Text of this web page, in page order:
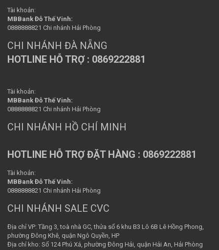
Tài khoản:
MBBank Đỗ Thế Vinh:
0888888821 Chi nhánh Hải Phòng
CHI NHÁNH ĐÀ NẴNG
HOTLINE HỖ TRỢ : 0869222881
Tài khoản:
MBBank Đỗ Thế Vinh:
0888888821 Chi nhánh Hải Phòng
CHI NHÁNH HỒ CHÍ MINH
HOTLINE HỖ TRỢ ĐẶT HÀNG : 0869222881
Tài khoản:
MBBank Đỗ Thế Vinh:
0888888821 Chi nhánh Hải Phòng
CHI NHÁNH SALE CVC
Địa chỉ VP: Tầng 3, toà nhà GC, thửa số 6 khu B3 Lô 6B Lê Hồng Phong,
phường Đông Khê, quận Ngô Quyền, HP
Địa chỉ kho: Số 124 Phú Xá, phường Đông Hải, quận Hải An, Hải Phòng